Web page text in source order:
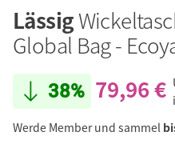
Lässig
Global Bag -
38% 79,96 €
Werde Member und sammel